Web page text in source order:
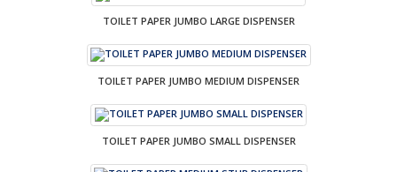
TOILET PAPER JUMBO LARGE DISPENSER
TOILET PAPER JUMBO MEDIUM DISPENSER
TOILET PAPER JUMBO SMALL DISPENSER